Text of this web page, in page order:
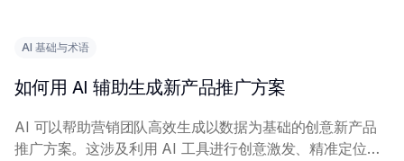
AI 基础与术语
如何用 AI 辅助生成新产品推广方案
AI 可以帮助营销团队高效生成以数据为基础的创意新产品
推广方案。这涉及利用 AI 工具进行创意激发、精准定位和